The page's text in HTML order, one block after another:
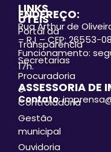
LINKS
ÚTEIS
Portal da
Transparência
Secretarias
Procuradoria
e
Controladoria
Gestão
municipal
Ouvidoria
ENDEREÇO:
Rua Arthur de
– RJ – CEP: 26553-
Funcionamento:
17h.
ASSESSORIA DE
Contato: